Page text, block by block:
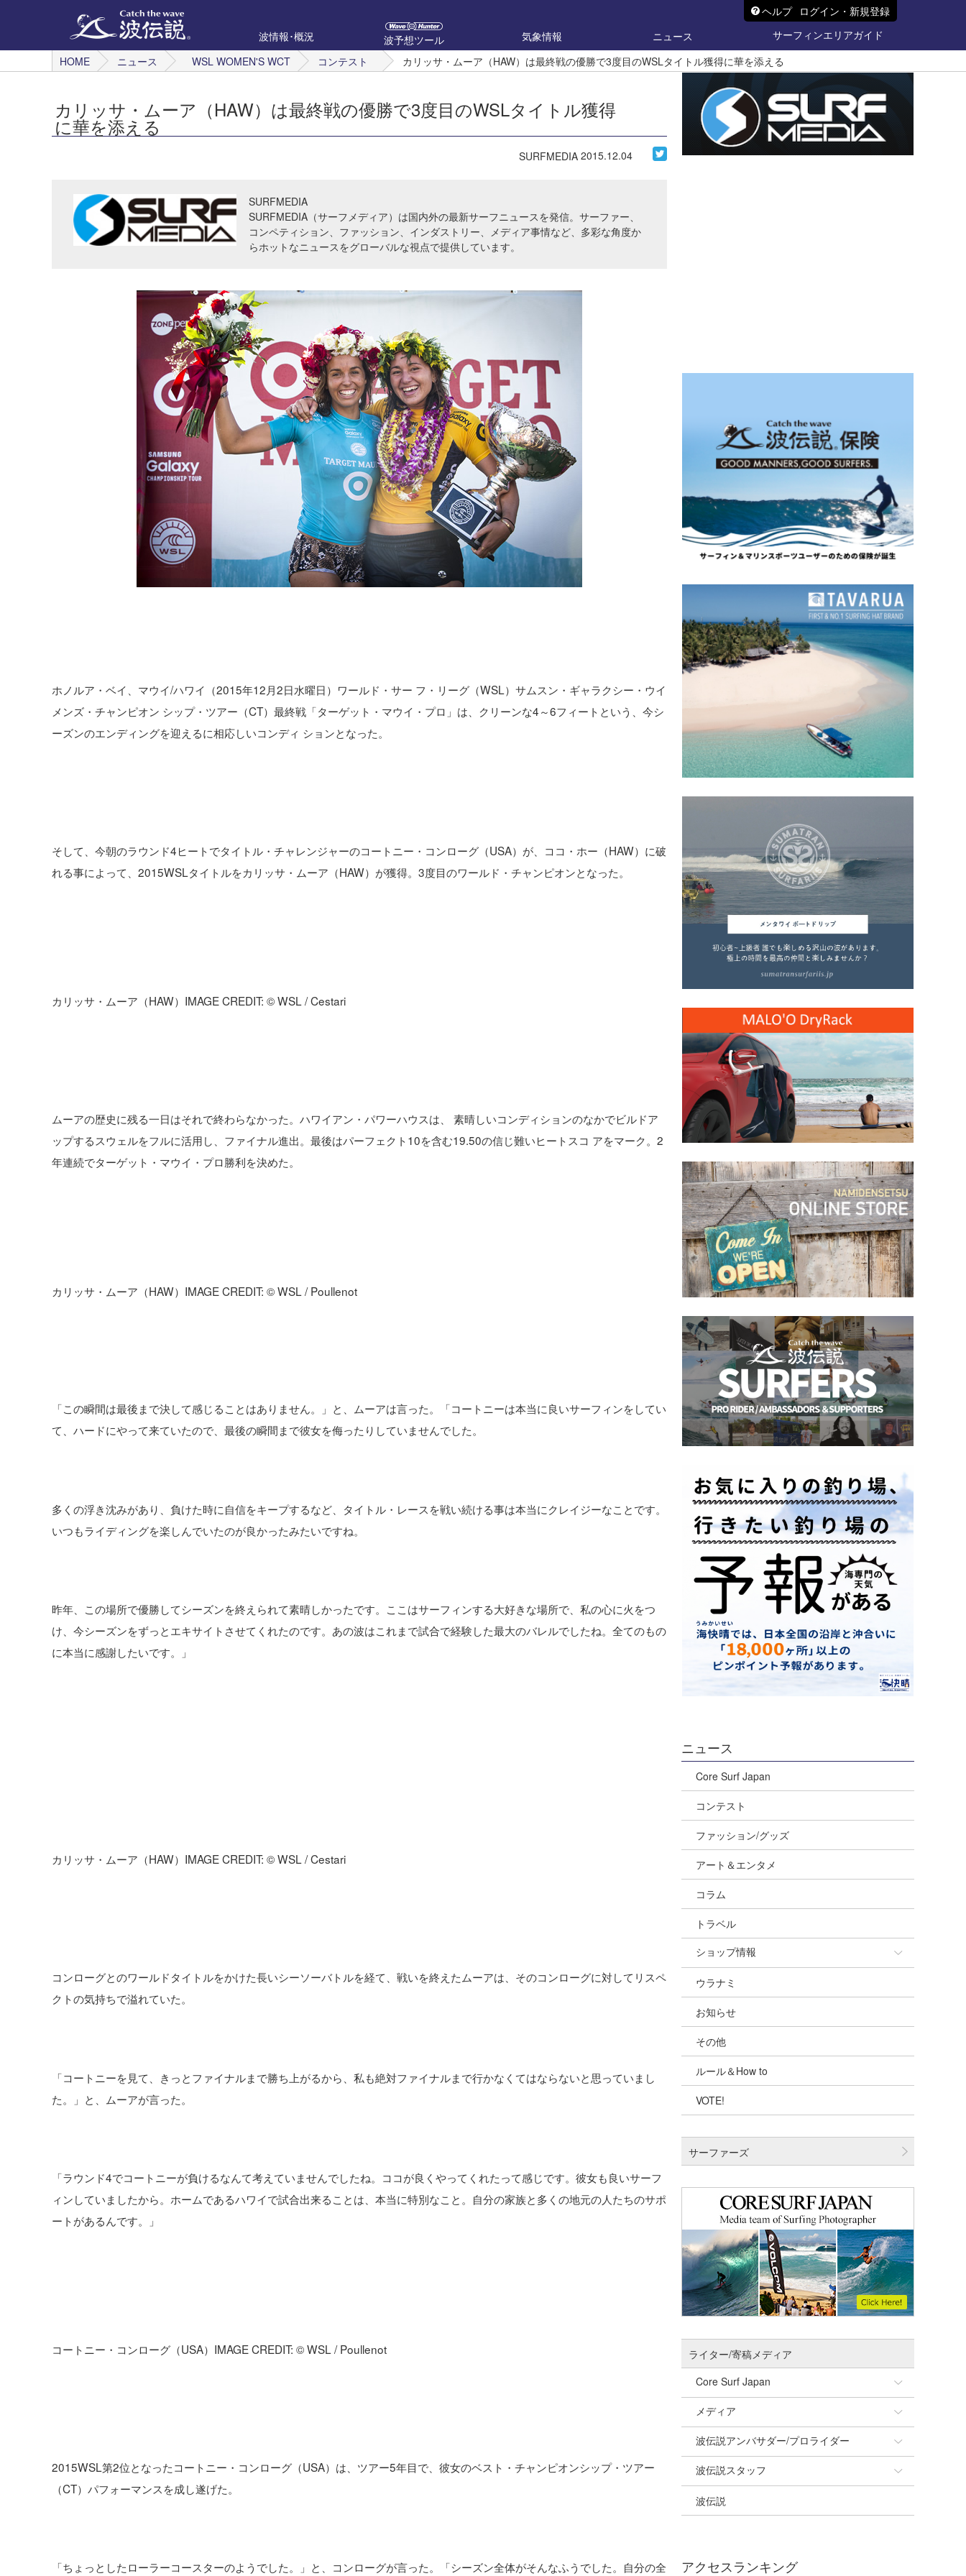
ヘルプ ログイン・新規登録
波情報･概況
波予想ツール 気象情報 ニュース
サーフィンエリアガイド
HOME
ニュース WSL WOMEN'S WCT コンテスト カリッサ・ムーア（HAW）は最終戦の優勝で3度目のWSLタイトル獲得に華を添える
カリッサ・ムーア（HAW）は最終戦の優勝で3度目のWSLタイトル獲得
に華を添える
SURFMEDIA 2015.12.04
SURFMEDIA
SURFMEDIA（サーフメディア）は国内外の最新サーフニュースを発信。サーファー、
コンペティション、ファッション、インダストリー、メディア事情など、多彩な角度か
らホットなニュースをグローバルな視点で提供しています。
ホノルア・ベイ、マウイ/ハワイ（2015年12月2日水曜日）ワールド・サー フ・リーグ（WSL）サムスン・ギャラクシー・ウイ
メンズ・チャンピオン シップ・ツアー（CT）最終戦「ターゲット・マウイ・プロ」は、クリーンな4～6フィートという、今シ
ーズンのエンディングを迎えるに相応しいコンディ ションとなった。
そして、今朝のラウンド4ヒートでタイトル・チャレンジャーのコートニー・コンローグ（USA）が、ココ・ホー（HAW）に破
れる事によって、2015WSLタイトルをカリッサ・ムーア（HAW）が獲得。3度目のワールド・チャンピオンとなった。
カリッサ・ムーア（HAW）IMAGE CREDIT: © WSL / Cestari
ムーアの歴史に残る一日はそれで終わらなかった。ハワイアン・パワーハウスは、 素晴しいコンディションのなかでビルドア
ップするスウェルをフルに活用し、ファイナル進出。最後はパーフェクト10を含む19.50の信じ難いヒートスコ アをマーク。2
年連続でターゲット・マウイ・プロ勝利を決めた。
カリッサ・ムーア（HAW）IMAGE CREDIT: © WSL / Poullenot
「この瞬間は最後まで決して感じることはありません。」と、ムーアは言った。「コートニーは本当に良いサーフィンをしてい
て、ハードにやって来ていたので、最後の瞬間まで彼女を侮ったりしていませんでした。
多くの浮き沈みがあり、負けた時に自信をキープするなど、タイトル・レースを戦い続ける事は本当にクレイジーなことです。
いつもライディングを楽しんでいたのが良かったみたいですね。
昨年、この場所で優勝してシーズンを終えられて素晴しかったです。ここはサーフィンする大好きな場所で、私の心に火をつ
け、今シーズンをずっとエキサイトさせてくれたのです。あの波はこれまで試合で経験した最大のバレルでしたね。全てのもの
に本当に感謝したいです。」
カリッサ・ムーア（HAW）IMAGE CREDIT: © WSL / Cestari
コンローグとのワールドタイトルをかけた長いシーソーバトルを経て、戦いを終えたムーアは、そのコンローグに対してリスペ
クトの気持ちで溢れていた。
「コートニーを見て、きっとファイナルまで勝ち上がるから、私も絶対ファイナルまで行かなくてはならないと思っていまし
た。」と、ムーアが言った。
「ラウンド4でコートニーが負けるなんて考えていませんでしたね。ココが良くやってくれたって感じです。彼女も良いサーフ
ィンしていましたから。ホームであるハワイで試合出来ることは、本当に特別なこと。自分の家族と多くの地元の人たちのサポ
ートがあるんです。」
コートニー・コンローグ（USA）IMAGE CREDIT: © WSL / Poullenot
2015WSL第2位となったコートニー・コンローグ（USA）は、ツアー5年目で、彼女のベスト・チャンピオンシップ・ツアー
（CT）パフォーマンスを成し遂げた。
「ちょっとしたローラーコースターのようでした。」と、コンローグが言った。「シーズン全体がそんなふうでした。自分の全
ニュース
Core Surf Japan
コンテスト
ファッション/グッズ
アート＆エンタメ
コラム
トラベル
ショップ情報
ショップ情報
湘南
千葉北
伊豆
千葉南
四国
沖縄
ウラナミ
お知らせ
その他
ルール＆How to
VOTE!
サーファーズ
ライター/寄稿メディア
Core Surf Japan
Naoya Kimoto
mitsuteru Kamio
Yasunari Inoue
Yoshiyuki Obata
DELTA FORCE SURF
メディア
SURFMEDIA
Colors MAGAZINE
WAVAL
波伝説アンバサダー/プロライダー
福島寿実子
中浦“JET”章
進士剛光
波伝説スタッフ
☆加藤
Aichan
波伝説
アクセスランキング